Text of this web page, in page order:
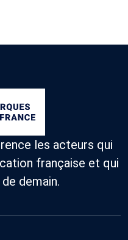
les acteurs qui
française et qui
demain.